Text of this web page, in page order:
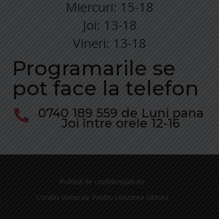
Miercuri: 15-18
Joi: 13-18
Vineri: 13-18
Programarile se
pot face la telefon
0740 189 559 de Luni pana
Joi între orele 12-16
Politică de confidențialitate
Condiții Generale Pentru Utilizarea Siteului